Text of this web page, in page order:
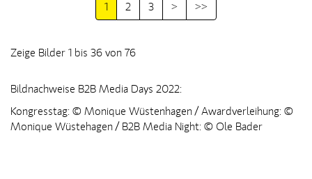
1 2 3 > >>
Zeige Bilder 1 bis 36 von 76
Bildnachweise B2B Media Days 2022:
Kongresstag: © Monique Wüstenhagen / Awardverleihung: ©
Monique Wüstehagen / B2B Media Night: © Ole Bader